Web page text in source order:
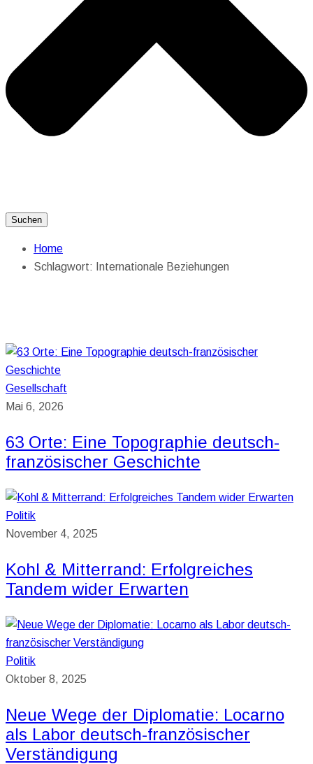
Suchen
Home
Schlagwort: Internationale Beziehungen
Gesellschaft
Mai 6, 2026
63 Orte: Eine Topographie deutsch-
französischer Geschichte
Politik
November 4, 2025
Kohl & Mitterrand: Erfolgreiches
Tandem wider Erwarten
Politik
Oktober 8, 2025
Neue Wege der Diplomatie: Locarno
als Labor deutsch-französischer
Verständigung